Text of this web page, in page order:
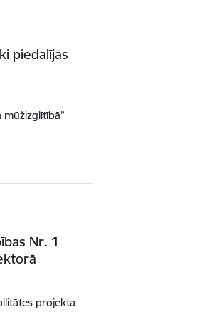
piedalījās
Nr. 1
projekta